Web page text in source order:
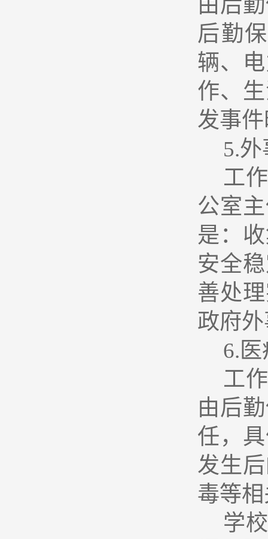
由后
后勤
辆、
作、
发事
5.外
工
公室
是：
安全
善处
政府
6.
工
由后
任，
发生
毒等
学